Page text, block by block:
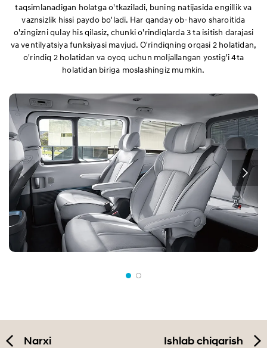
taqsimlanadigan holatga o'tkaziladi, buning natijasida engillik va
vaznsizlik hissi paydo bo'ladi. Har qanday ob-havo sharoitida
o'zingizni qulay his qilasiz, chunki o'rindiqlarda 3 ta isitish darajasi
va ventilyatsiya funksiyasi mavjud. O'rindiqning orqasi 2 holatidan,
o'rindiq 2 holatidan va oyoq uchun moljallangan yostig'i 4ta
holatidan biriga moslashingiz mumkin.
Narxi Ishlab chiqarish